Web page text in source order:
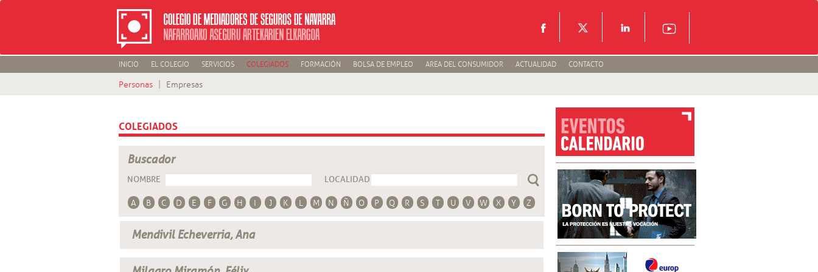
INICIO EL COLEGIO SERVICIOS COLEGIADOS FORMACIÓN BOLSA DE EMPLEO AREA DEL CONSUMIDOR ACTUALIDAD CONTACTO
Personas Empresas
COLEGIADOS
Buscador
NOMBRE LOCALIDAD
A B C D E F G H I J K L M N Ñ O P Q R S T U V W X Y Z
Mendivil Echeverria, Ana